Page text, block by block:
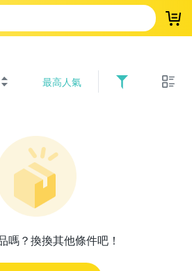
登
最高人氣
嗎？換換其他條件吧！